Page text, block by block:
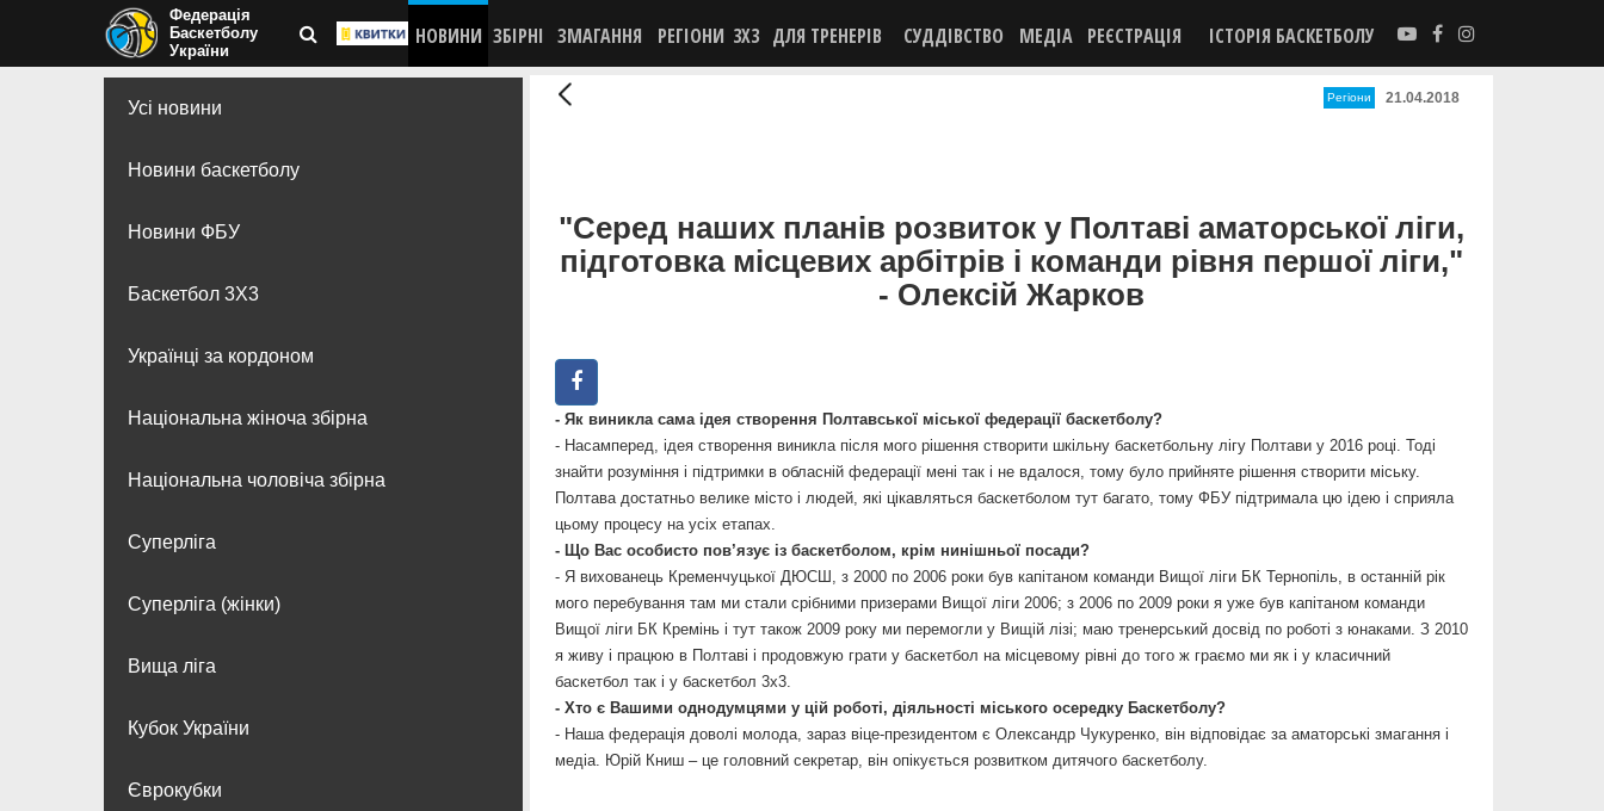
Федерація
Баскетболу
України
НОВИНИ ЗБІРНІ ЗМАГАННЯ РЕГІОНИ 3X3 ДЛЯ ТРЕНЕРІВ СУДДІВСТВО МЕДІА РЕЄСТРАЦІЯ ІСТОРІЯ БАСКЕТБОЛУ
Усі новини
Новини баскетболу
Новини ФБУ
Баскетбол 3Х3
Українці за кордоном
Національна жіноча збірна
Національна чоловіча збірна
Суперліга
Суперліга (жінки)
Вища лiга
Кубок України
Єврокубки
Регіони 21.04.2018
"Серед наших планів розвиток у Полтаві аматорської ліги,
підготовка місцевих арбітрів і команди рівня першої ліги,"
- Олексій Жарков
- Як виникла сама ідея створення Полтавської міської федерації баскетболу?
- Насамперед, ідея створення виникла після мого рішення створити шкільну баскетбольну лігу Полтави у 2016 році. Тоді
знайти розуміння і підтримки в обласній федерації мені так і не вдалося, тому було прийняте рішення створити міську.
Полтава достатньо велике місто і людей, які цікавляться баскетболом тут багато, тому ФБУ підтримала цю ідею і сприяла
цьому процесу на усіх етапах.
- Що Вас особисто пов’язує із баскетболом, крім нинішньої посади?
- Я вихованець Кременчуцької ДЮСШ, з 2000 по 2006 роки був капітаном команди Вищої ліги БК Тернопіль, в останній рік
мого перебування там ми стали срібними призерами Вищої ліги 2006; з 2006 по 2009 роки я уже був капітаном команди
Вищої ліги БК Кремінь і тут також 2009 року ми перемогли у Вищій лізі; маю тренерський досвід по роботі з юнаками. З 2010
я живу і працюю в Полтаві і продовжую грати у баскетбол на місцевому рівні до того ж граємо ми як і у класичний
баскетбол так і у баскетбол 3х3.
- Хто є Вашими однодумцями у цій роботі, діяльності міського осередку Баскетболу?
- Наша федерація доволі молода, зараз віце-президентом є Олександр Чукуренко, він відповідає за аматорські змагання і
медіа. Юрій Книш – це головний секретар, він опікується розвитком дитячого баскетболу.